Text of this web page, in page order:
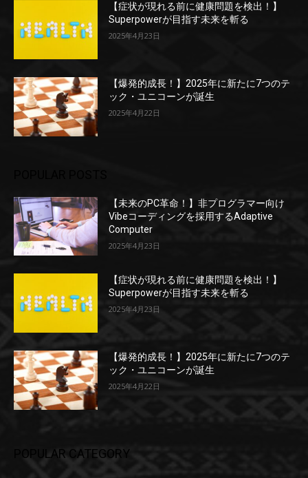
【症状が現れる前に健康問題を検出！】
Superpowerが目指す未来を斬る
2025年4月23日
【爆発的成長！】2025年に新たに7つのテ
ック・ユニコーンが誕生
2025年4月22日
【未来のPC革命！】非プログラマー向け
Vibeコーディングを採用するAdaptive
Computer
2025年4月23日
【症状が現れる前に健康問題を検出！】
Superpowerが目指す未来を斬る
2025年4月23日
【爆発的成長！】2025年に新たに7つのテ
ック・ユニコーンが誕生
2025年4月22日
POPULAR CATEGORY